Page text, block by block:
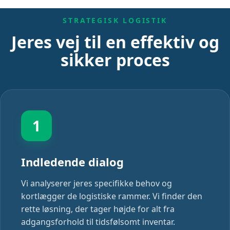
STRATEGISK LOGISTIK
Jeres vej til en effektiv og
sikker proces
1
Indledende dialog
Vi analyserer jeres specifikke behov og
kortlægger de logistiske rammer. Vi finder den
rette løsning, der tager højde for alt fra
adgangsforhold til tidsfølsomt inventar.